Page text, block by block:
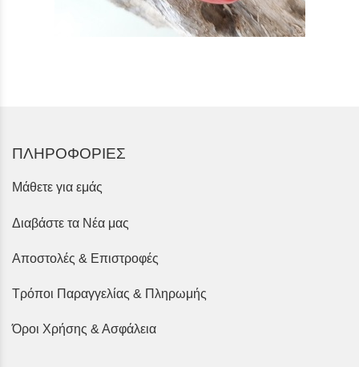
ΠΛΗΡΟΦΟΡΙΕΣ
Μάθετε για εμάς
Διαβάστε τα Νέα μας
Αποστολές & Επιστροφές
Τρόποι Παραγγελίας & Πληρωμής
Όροι Χρήσης & Ασφάλεια